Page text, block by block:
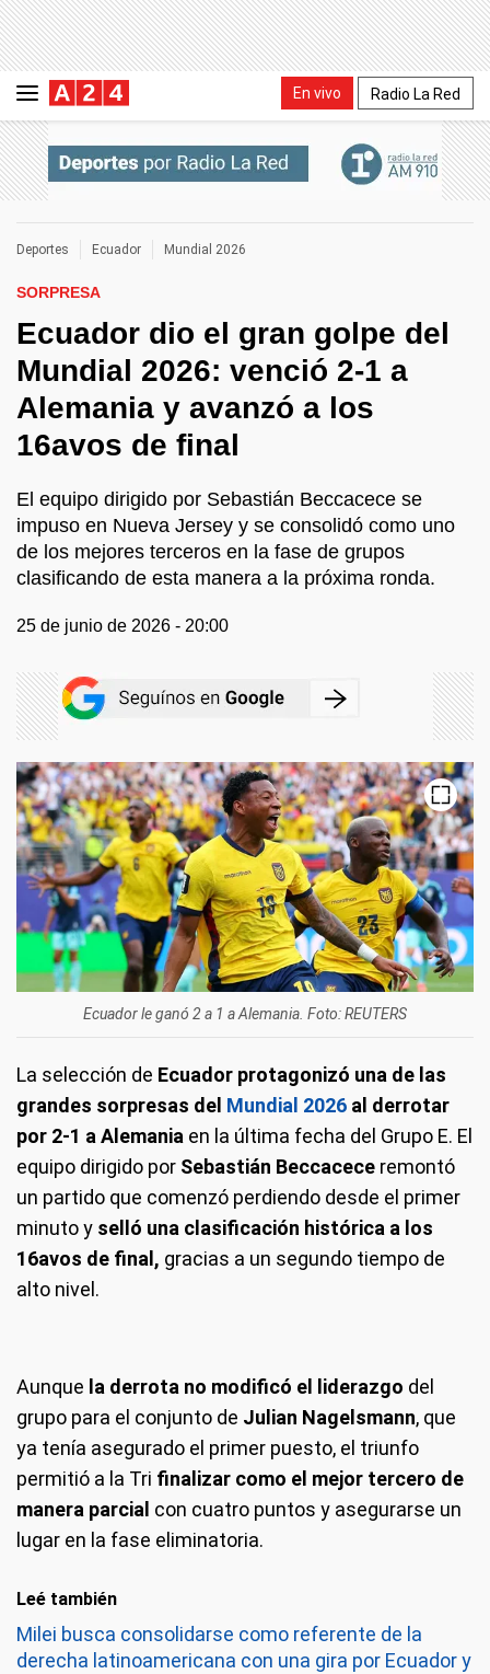
En vivo Radio La Red
Deportes Ecuador Mundial 2026
SORPRESA
Ecuador dio el gran golpe del
Mundial 2026: venció 2-1 a
Alemania y avanzó a los
16avos de final
El equipo dirigido por Sebastián Beccacece se
impuso en Nueva Jersey y se consolidó como uno
de los mejores terceros en la fase de grupos
clasificando de esta manera a la próxima ronda.
25 de junio de 2026 - 20:00
Ecuador le ganó 2 a 1 a Alemania. Foto: REUTERS
La selección de Ecuador protagonizó una de las
grandes sorpresas del Mundial 2026 al derrotar
por 2-1 a Alemania en la última fecha del Grupo E. El
equipo dirigido por Sebastián Beccacece remontó
un partido que comenzó perdiendo desde el primer
minuto y selló una clasificación histórica a los
16avos de final, gracias a un segundo tiempo de
alto nivel.
Aunque la derrota no modificó el liderazgo del
grupo para el conjunto de Julian Nagelsmann, que
ya tenía asegurado el primer puesto, el triunfo
permitió a la Tri finalizar como el mejor tercero de
manera parcial con cuatro puntos y asegurarse un
lugar en la fase eliminatoria.
Leé también
Milei busca consolidarse como referente de la
derecha latinoamericana con una gira por Ecuador y